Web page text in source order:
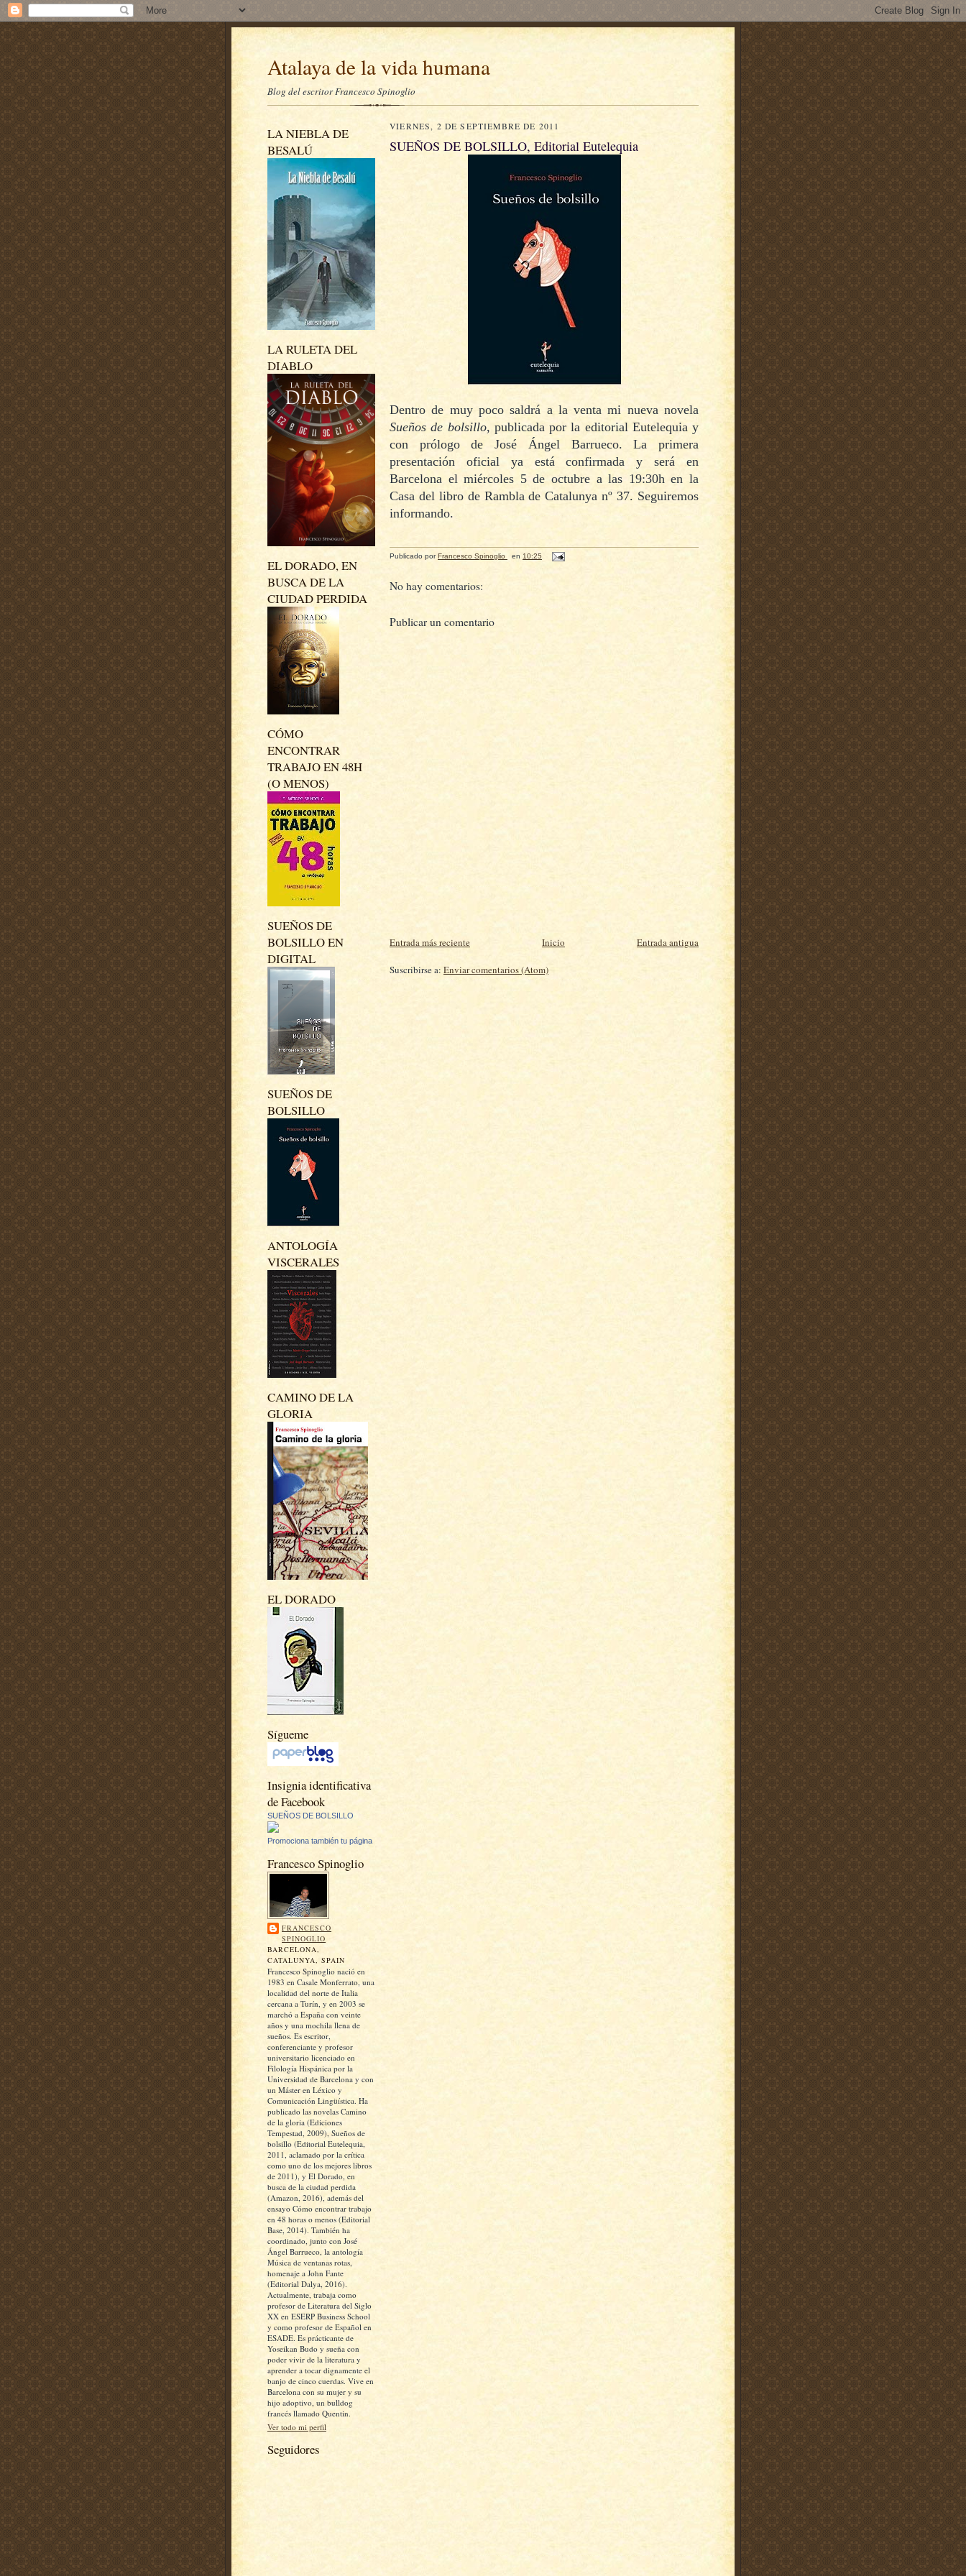
Atalaya de la vida humana
Blog del escritor Francesco Spinoglio
LA NIEBLA DE
BESALÚ
LA RULETA DEL
DIABLO
EL DORADO, EN
BUSCA DE LA
CIUDAD PERDIDA
CÓMO
ENCONTRAR
TRABAJO EN 48H
(O MENOS)
SUEÑOS DE
BOLSILLO EN
DIGITAL
SUEÑOS DE
BOLSILLO
ANTOLOGÍA
VISCERALES
CAMINO DE LA
GLORIA
EL DORADO
Sígueme
Insignia identificativa
de Facebook
SUEÑOS DE BOLSILLO
Promociona también tu página
Francesco Spinoglio
FRANCESCO
SPINOGLIO
BARCELONA,
CATALUNYA, SPAIN
Francesco Spinoglio nació en
1983 en Casale Monferrato, una
localidad del norte de Italia
cercana a Turín, y en 2003 se
marchó a España con veinte
años y una mochila llena de
sueños. Es escritor,
conferenciante y profesor
universitario licenciado en
Filología Hispánica por la
Universidad de Barcelona y con
un Máster en Léxico y
Comunicación Lingüística. Ha
publicado las novelas Camino
de la gloria (Ediciones
Tempestad, 2009), Sueños de
bolsillo (Editorial Eutelequia,
2011, aclamado por la crítica
como uno de los mejores libros
de 2011), y El Dorado, en
busca de la ciudad perdida
(Amazon, 2016), además del
ensayo Cómo encontrar trabajo
en 48 horas o menos (Editorial
Base, 2014). También ha
coordinado, junto con José
Ángel Barrueco, la antología
Música de ventanas rotas,
homenaje a John Fante
(Editorial Dalya, 2016).
Actualmente, trabaja como
profesor de Literatura del Siglo
XX en ESERP Business School
y como profesor de Español en
ESADE. Es prácticante de
Yoseikan Budo y sueña con
poder vivir de la literatura y
aprender a tocar dignamente el
banjo de cinco cuerdas. Vive en
Barcelona con su mujer y su
hijo adoptivo, un bulldog
francés llamado Quentin.
Ver todo mi perfil
Seguidores
VIERNES, 2 DE SEPTIEMBRE DE 2011
SUEÑOS DE BOLSILLO, Editorial Eutelequia
Dentro de muy poco saldrá a la venta mi nueva novela
Sueños de bolsillo, publicada por la editorial Eutelequia y
con prólogo de José Ángel Barrueco. La primera
presentación oficial ya está confirmada y será en
Barcelona el miércoles 5 de octubre a las 19:30h en la
Casa del libro de Rambla de Catalunya nº 37. Seguiremos
informando.
Publicado porFrancesco Spinoglio en 10:25
No hay comentarios:
Publicar un comentario
Entrada más reciente Entrada antigua
Inicio
Suscribirse a: Enviar comentarios (Atom)